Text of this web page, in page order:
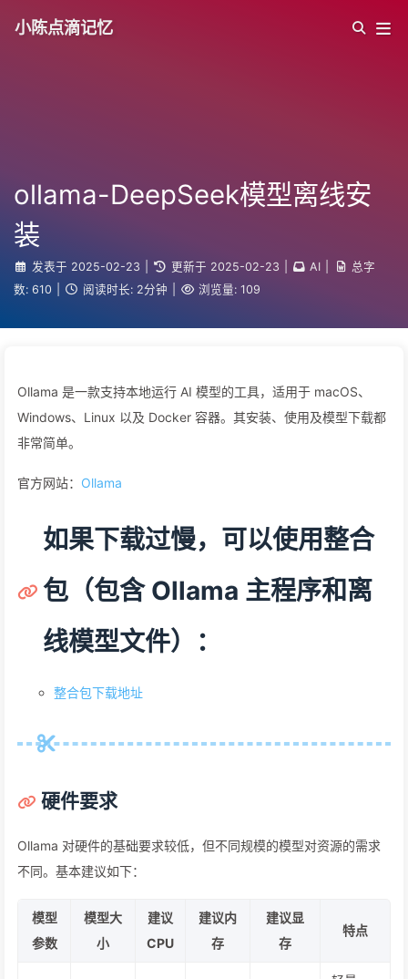
小陈点滴记忆
ollama-DeepSeek模型离线安
装
发表于 2025-02-23 更新于 2025-02-23 AI
总字
数: 610 阅读时长: 2分钟 浏览量: 109
Ollama 是一款支持本地运行 AI 模型的工具，适用于 macOS、
Windows、Linux 以及 Docker 容器。其安装、使用及模型下载都
非常简单。
官方网站： Ollama
如果下载过慢，可以使用整合
包（包含 Ollama 主程序和离
线模型文件）：
整合包下载地址
硬件要求
Ollama 对硬件的基础要求较低，但不同规模的模型对资源的需求
不同。基本建议如下：
模型
参数
模型大
小
建议
CPU
建议内
存
建议显
存
特点